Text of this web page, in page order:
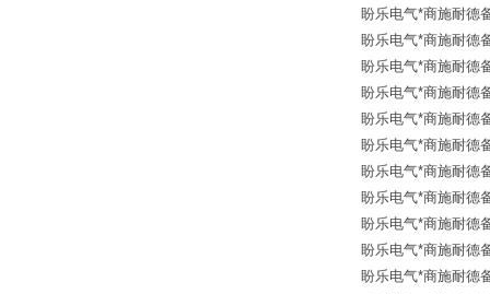
盼乐电气*商施耐德
盼乐电气*商施耐德
盼乐电气*商施耐德
盼乐电气*商施耐德
盼乐电气*商施耐德
盼乐电气*商施耐德
盼乐电气*商施耐德
盼乐电气*商施耐德
盼乐电气*商施耐德
盼乐电气*商施耐德
盼乐电气*商施耐德